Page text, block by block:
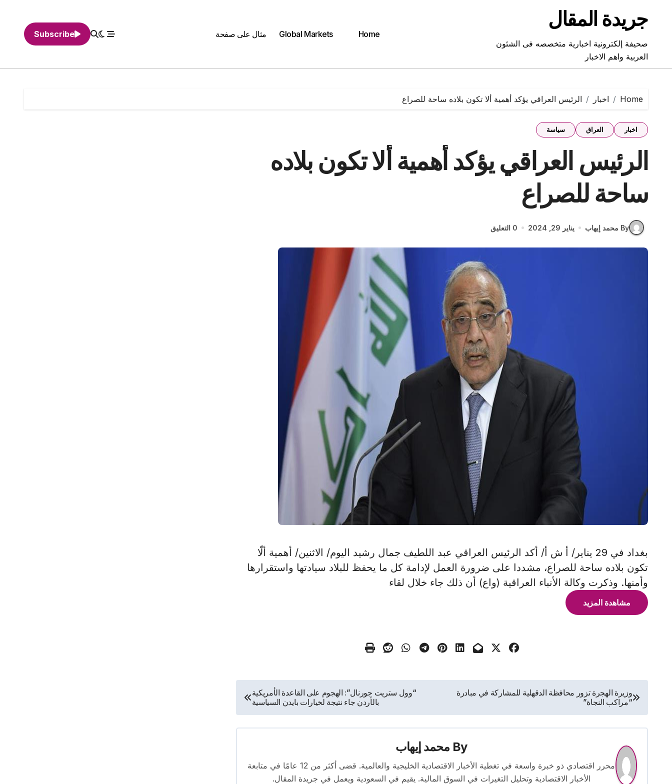
contentجريدة المقال
صحيفة إلكترونية اخبارية متخصصه فى الشئون
العربية واهم الاخبار
Home
Global Markets مثال على صفحة Subscribe
Home اخبار الرئيس العراقي يؤكد أهمية ألا تكون بلاده ساحة للصراع
اخبار العراق سياسة
الرئيس العراقي يؤكد أهمية ألا تكون بلاده
ساحة للصراع
By محمد إيهاب يناير 29, 2024 0 التعليق
بغداد في 29 يناير/ أ ش أ/ أكد الرئيس العراقي عبد اللطيف جمال رشيد اليوم/ الاثنين/ أهمية ألّا
تكون بلاده ساحة للصراع، مشددا على ضرورة العمل لإدامة كل ما يحفظ للبلاد سيادتها واستقرارها
وأمنها. وذكرت وكالة الأنباء العراقية (واع) أن ذلك جاء خلال لقاء
مشاهدة المزيد
تصفّح
المقالات
وزيرة الهجرة تزور محافظة الدقهلية للمشاركة في مبادرة
“مراكب النجاة”
“وول ستريت جورنال”: الهجوم على القاعدة الأمريكية
بالأردن جاء نتيجة لخيارات بايدن السياسية
By محمد إيهاب
محرر اقتصادي ذو خبرة واسعة في تغطية الأخبار الاقتصادية الخليجية والعالمية. قضى أكثر من 12 عامًا في متابعة
الأخبار الاقتصادية وتحليل التغيرات في السوق المالية. يقيم في السعودية ويعمل في جريدة المقال.